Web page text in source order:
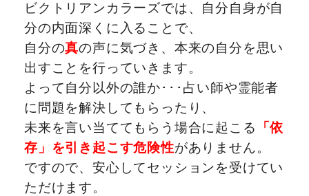
ビクトリアンカラーズでは、自分自身が自
分の内面深くに入ることで、
自分の真の声に気づき、本来の自分を思い
出すことを行っていきます。
よって自分以外の誰か･･･占い師や霊能者
に問題を解決してもらったり、
未来を言い当ててもらう場合に起こる
「依
存」を引き起こす危険性がありません。
ですので、安心してセッションを受けてい
ただけます。